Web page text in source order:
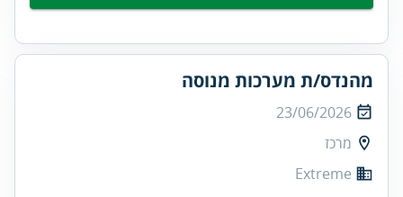
מהנדס/ת מערכות מנוסה
23/06/2026
מרכז
Extreme